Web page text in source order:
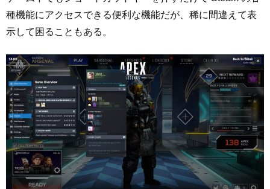
種機能にアクセスできる便利な機能だが、稀に間違えて表
示して困ることもある。